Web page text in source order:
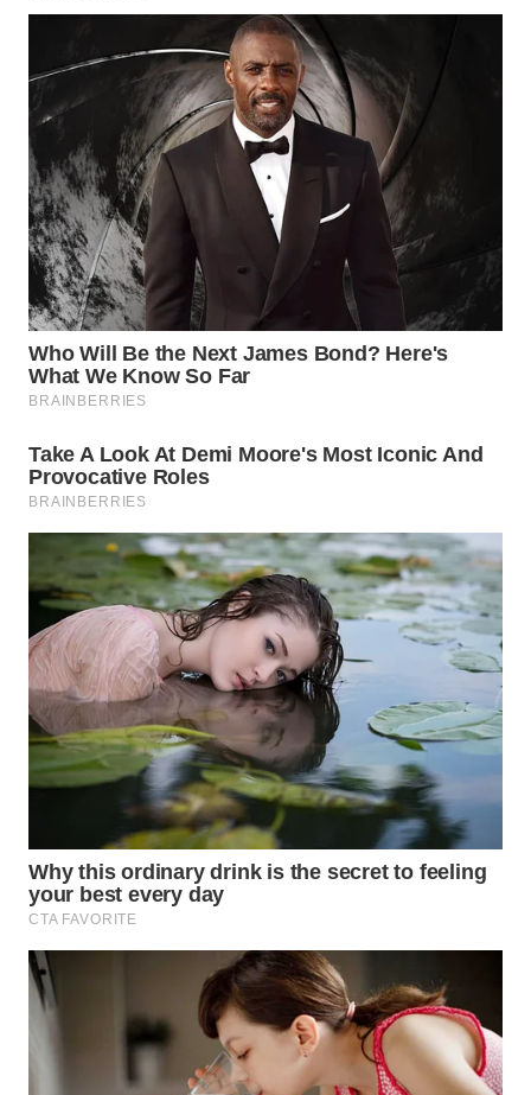
WN
WN
TAPANULI
SELATAN
WN
TANJUNG
LESUNG
WN
KARO
WN
WN
WN
TAPANULI
TENGAH
WN DELI
SERDANG
WN
WN
PAKPAK
KARAWANG